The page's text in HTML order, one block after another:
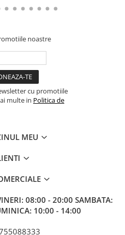
noastre
cu promotiile
multe in Politica de
MEU
08:00 - 20:00 SAMBATA:
10:00 - 14:00